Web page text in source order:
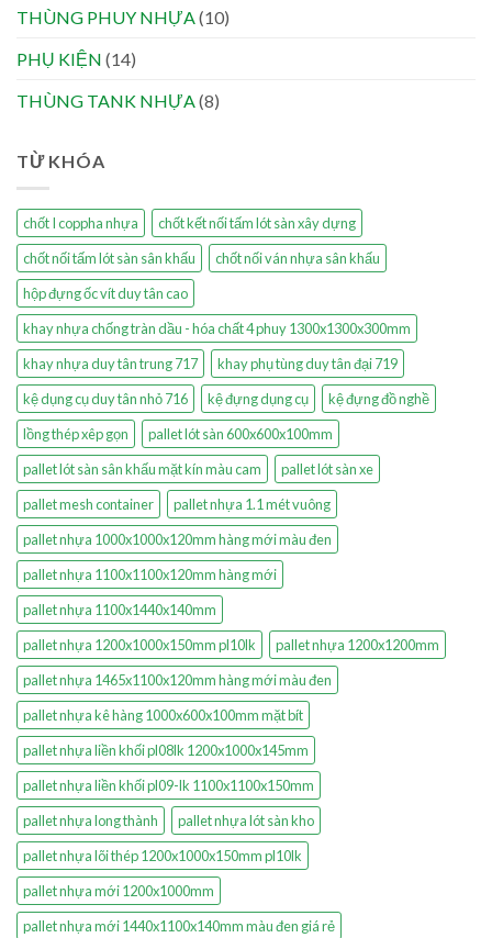
THÙNG PHUY NHỰA(10)
PHỤ KIỆN (14)
THÙNG TANK NHỰA(8)
TỪ KHÓA
chốt I coppha nhựa
chốt kết nối tấm lót sàn xây dựng
chốt nối tấm lót sàn sân khấu
chốt nối ván nhựa sân khấu
hộp đựng ốc vít duy tân cao
khay nhựa chống tràn dầu - hóa chất 4 phuy 1300x1300x300mm
khay nhựa duy tân trung 717
khay phụ tùng duy tân đại 719
kệ dụng cụ duy tân nhỏ 716
kệ đựng dụng cụ
kệ đựng đồ nghề
lồng thép xêp gọn
pallet lót sàn 600x600x100mm
pallet lót sàn sân khấu mặt kín màu cam
pallet lót sàn xe
pallet mesh container
pallet nhựa 1.1 mét vuông
pallet nhựa 1000x1000x120mm hàng mới màu đen
pallet nhựa 1100x1100x120mm hàng mới
pallet nhựa 1100x1440x140mm
pallet nhựa 1200x1000x150mm pl10lk
pallet nhựa 1200x1200mm
pallet nhựa 1465x1100x120mm hàng mới màu đen
pallet nhựa kê hàng 1000x600x100mm mặt bít
pallet nhựa liền khối pl08lk 1200x1000x145mm
pallet nhựa liền khối pl09-lk 1100x1100x150mm
pallet nhựa long thành
pallet nhựa lót sàn kho
pallet nhựa lõi thép 1200x1000x150mm pl10lk
pallet nhựa mới 1200x1000mm
pallet nhựa mới 1440x1100x140mm màu đen giá rẻ